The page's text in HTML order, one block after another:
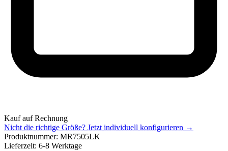
Kauf auf Rechnung
Nicht die richtige Größe? Jetzt individuell konfigurieren →
Produktnummer: MR7505LK
Lieferzeit: 6-8 Werktage